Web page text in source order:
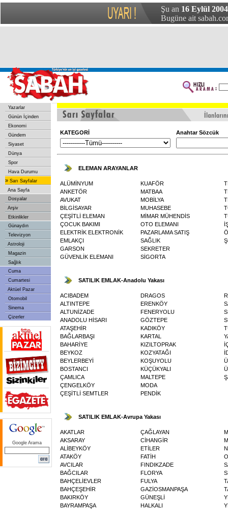
Şu an 16 Eylül
Bugüne ait
Yazarlar
Günün İçinden
Ekonomi
Gündem
Siyaset
Dünya
Spor
Hava Durumu
» Sarı Sayfalar
Ana Sayfa
Dosyalar
Arşiv
Etkinlikler
Günaydın
Televizyon
Astroloji
Magazin
Sağlık
Cuma
Cumartesi
Aktüel Pazar
Otomobil
Sinema
Çizerler
Google Arama
KATEGORİ Anahtar Sözcük
ELEMAN ARAYANLAR
ALÜMİNYUM
ANKETÖR
AVUKAT
BİLGİSAYAR
ÇEŞİTLİ ELEMAN
ÇOCUK BAKIMI
ELEKTRİK ELEKTRONİK
EMLAKÇI
GARSON
GÜVENLİK ELEMANI
KUAFÖR
MATBAA
MOBİLYA
MUHASEBE
MİMAR MÜHENDİS
OTO ELEMANI
PAZARLAMA SATIŞ
SAĞLIK
SEKRETER
SİGORTA
SATILIK EMLAK-Anadolu Yakası
ACIBADEM
ALTINTEPE
ALTUNİZADE
ANADOLU HİSARI
ATAŞEHİR
BAĞLARBAŞI
BAHARİYE
BEYKOZ
BEYLERBEYİ
BOSTANCI
ÇAMLICA
ÇENGELKÖY
ÇEŞİTLİ SEMTLER
DRAGOS
ERENKÖY
FENERYOLU
GÖZTEPE
KADIKÖY
KARTAL
KIZILTOPRAK
KOZYATAĞI
KOŞUYOLU
KÜÇÜKYALI
MALTEPE
MODA
PENDİK
SATILIK EMLAK-Avrupa Yakası
AKATLAR
AKSARAY
ALİBEYKÖY
ATAKÖY
AVCILAR
BAĞCILAR
BAHÇELİEVLER
BAHÇEŞEHİR
BAKIRKÖY
BAYRAMPAŞA
ÇAĞLAYAN
CİHANGİR
ETİLER
FATİH
FINDIKZADE
FLORYA
FULYA
GAZİOSMANPAŞA
GÜNEŞLİ
HALKALI